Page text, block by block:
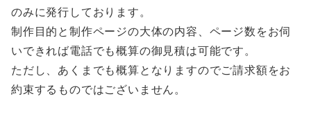
のみに発行しております。
制作目的と制作ページの大体の内容、ページ数をお伺
いできれば電話でも概算の御見積は可能です。
ただし、あくまでも概算となりますのでご請求額をお
約束するものではございません。